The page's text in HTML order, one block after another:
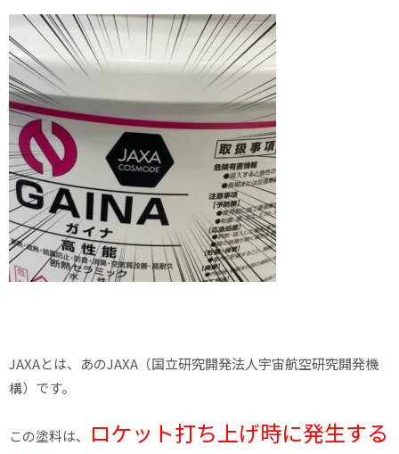
JAXAとは、あのJAXA（国立研究開発法人宇宙航空研究開発機
構）です。
この塗料は、
ロケット打ち上げ時に発生する